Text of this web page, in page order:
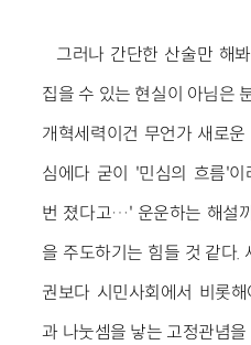
그러나 간단한 산술만 해
집을 수 있는 현실이 아님은
개혁세력이건 무언가 새로
심에다 굳이 '민심의 흐름'
번 졌다고…' 운운하는 해설
을 주도하기는 힘들 것 같다.
권보다 시민사회에서 비롯
과 나눗셈을 낳는 고정관념